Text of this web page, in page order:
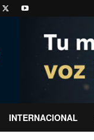
INTERNACIONAL